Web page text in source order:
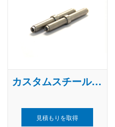
カスタムスチールシャフト
見積もりを取得